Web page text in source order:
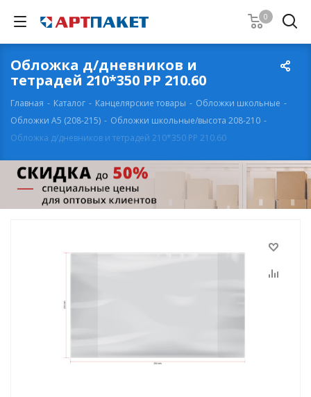
0
Обложка д/дневников и
тетрадей 210*350 PP 210.60
Главная - Каталог - Канцелярские товары - Обложки школьные -
Обложки А5 (208-215) - Обложки школьные/высота 208-210 -
Обложка д/дневников и тетрадей 210*350 PP 210.60